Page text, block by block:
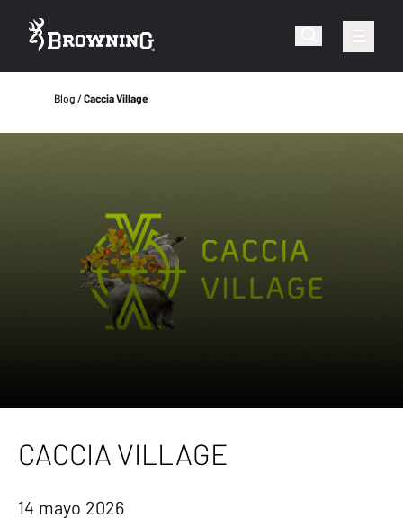
Blog Caccia Village
CACCIA VILLAGE
14 mayo 2026